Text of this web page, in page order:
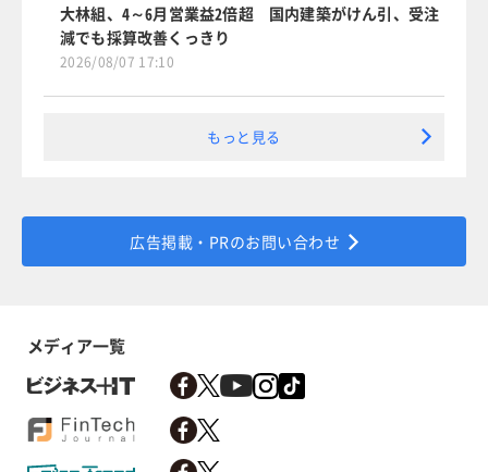
大林組、4～6月営業益2倍超 国内建築がけん引、受注
減でも採算改善くっきり
2026/08/07 17:10
もっと見る
広告掲載・PRのお問い合わせ
メディア一覧